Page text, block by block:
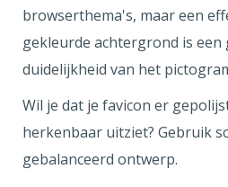
browserthema's, maar een
gekleurde achtergrond is een
duidelijkheid van het
Wil je dat je favicon er
herkenbaar uitziet? Gebruik
gebalanceerd ontwerp.